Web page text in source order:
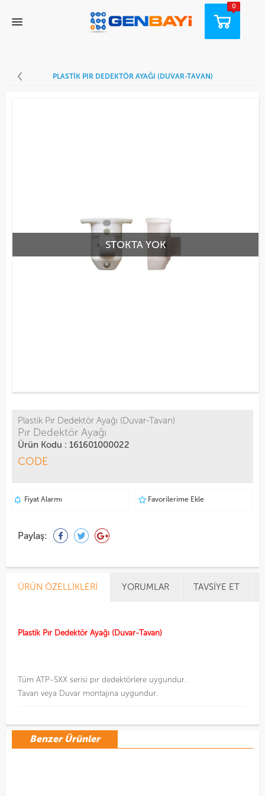
0
PLASTIK PIR DEDEKTÖR AYAĞI (DUVAR-TAVAN)
STOKTA YOK
Plastik Pır Dedektör Ayağı (Duvar-Tavan)
Pır Dedektör Ayağı
Ürün Kodu : 161601000022
CODE
Fiyat Alarmı Favorilerime Ekle
Paylaş:
ÜRÜN ÖZELLIKLERI YORUMLAR TAVSIYE ET
Plastik Pır Dedektör Ayağı (Duvar-Tavan)
Tüm ATP-5XX serisi pır dedektörlere uygundur.
Tavan veya Duvar montajına uygundur.
Benzer Ürünler